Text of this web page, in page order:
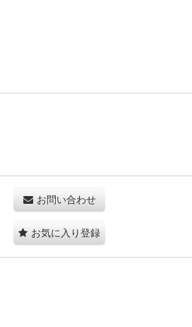
お問い合わせ
お気に入り登録